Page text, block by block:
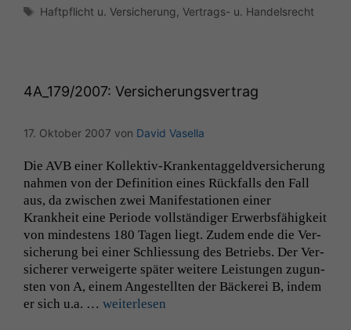
Schlagwörter
Haftpflicht u. Versicherung ,Vertrags- u. Handelsrecht
4A_179/2007: Versicherungsvertrag
17. Oktober 2007 von David Vasella
Die AVB ein­er Kollek­­tiv-Kranken­­taggeld­ver­sicherung
nah­men von der Def­i­n­i­tion eines Rück­falls den Fall
aus, da zwis­chen zwei Man­i­fes­ta­tio­nen ein­er
Krankheit eine Peri­ode voll­ständi­ger Erwerb­s­fähigkeit
von min­destens 180 Tagen liegt. Zudem ende die Ver­
sicherung bei ein­er Schlies­sung des Betriebs. Der Ver­
sicher­er ver­weigerte später weit­ere Leis­tun­gen zugun­
sten von A, einem Angestell­ten der Bäck­erei B, indem
er sich u.a. … weit­er­lesen